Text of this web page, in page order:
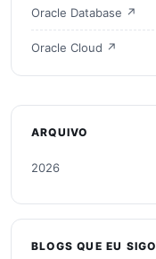
Oracle Database ↗
Oracle Cloud ↗
ARQUIVO
2026
2024
BLOGS QUE EU SIGO